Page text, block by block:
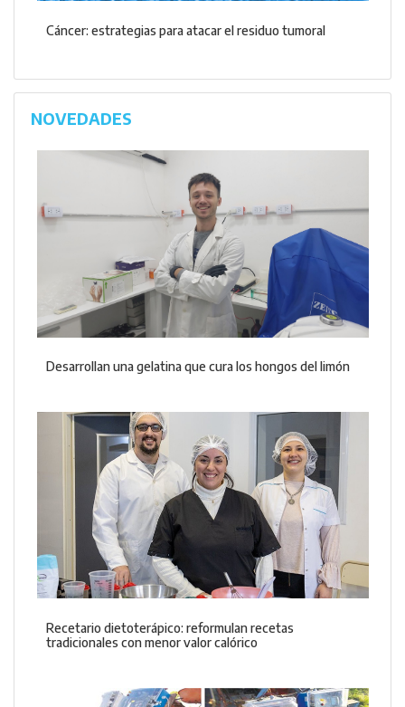
Cáncer: estrategias para atacar el residuo tumoral
NOVEDADES
Desarrollan una gelatina que cura los hongos del limón
Recetario dietoterápico: reformulan recetas
tradicionales con menor valor calórico